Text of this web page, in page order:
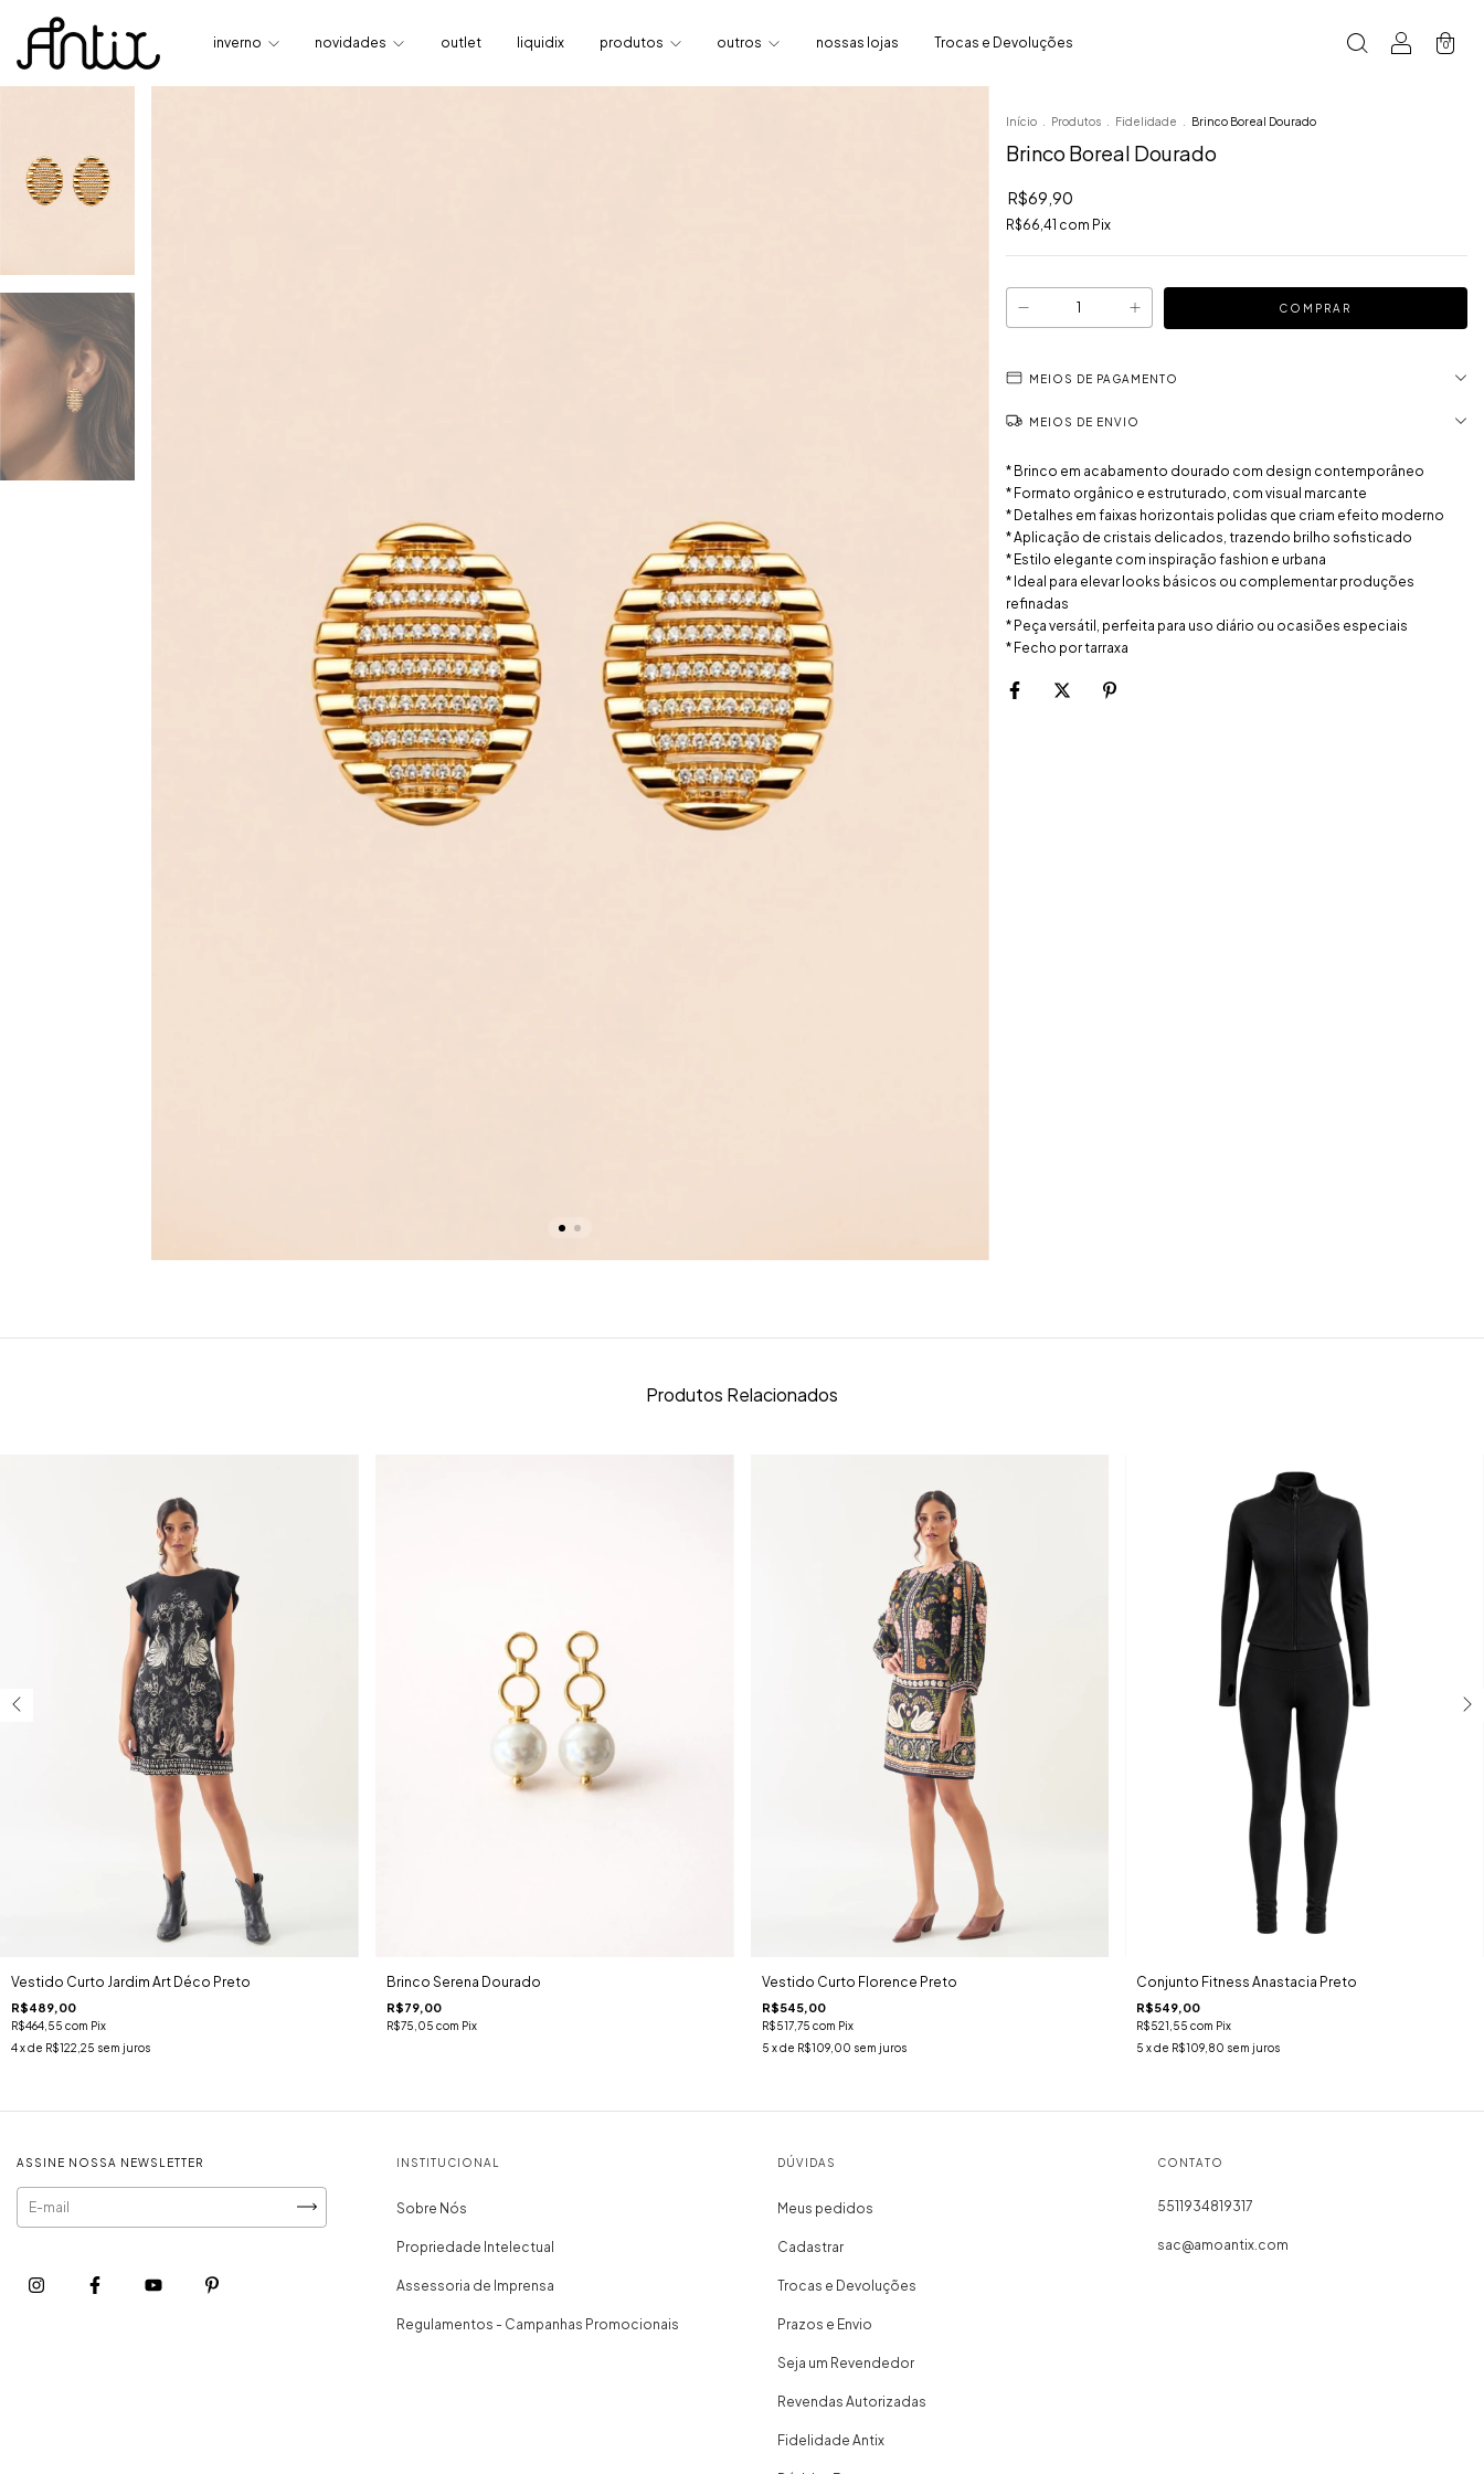
inverno novidades outlet liquidix produtos outros nossas lojas Trocas e Devoluções 0
Início Produtos Fidelidade Brinco Boreal Dourado
Brinco Boreal Dourado
R$69,90
R$66,41 com Pix
MEIOS DE PAGAMENTO
MEIOS DE ENVIO
* Brinco em acabamento dourado com design contemporâneo
* Formato orgânico e estruturado, com visual marcante
* Detalhes em faixas horizontais polidas que criam efeito moderno
* Aplicação de cristais delicados, trazendo brilho sofisticado
* Estilo elegante com inspiração fashion e urbana
* Ideal para elevar looks básicos ou complementar produções
refinadas
* Peça versátil, perfeita para uso diário ou ocasiões especiais
* Fecho por tarraxa
Produtos Relacionados
Vestido Curto Jardim Art Déco Preto
R$489,00
R$464,55 com Pix
4x de R$122,25 sem juros
Brinco Serena Dourado
R$79,00
R$75,05 com Pix
Vestido Curto Florence Preto
R$545,00
R$517,75 com Pix
5 x de R$109,00 sem juros
Conjunto Fitness Anastacia Preto
R$549,00
R$521,55com Pix
5 x de R$109,80 sem juros
ASSINE NOSSA NEWSLETTER INSTITUCIONAL
Sobre Nós
Propriedade Intelectual
Assessoria de Imprensa
Regulamentos - Campanhas Promocionais
DÚVIDAS
Meus pedidos
Cadastrar
Trocas e Devoluções
Prazos e Envio
Seja um Revendedor
Revendas Autorizadas
Fidelidade Antix
CONTATO
5511934819317
sac@amoantix.com